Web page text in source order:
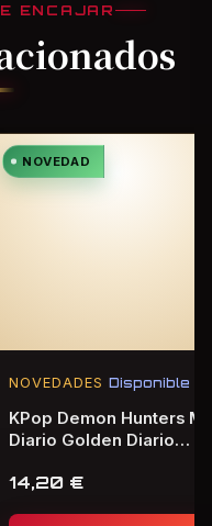
ENCAJAR
NOVEDAD
NOVEDADES Disponible
KPop Demon Hunters Mi
Diario Golden Diario
14,20 €